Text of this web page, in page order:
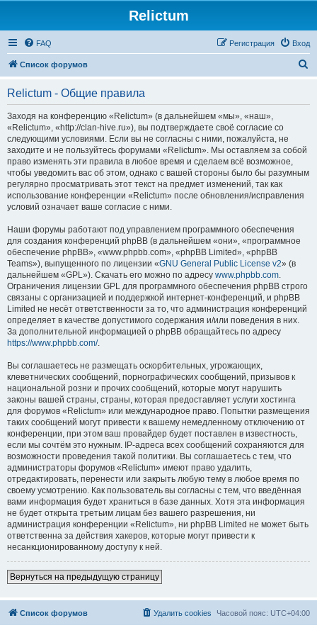
Relictum
FAQ Вход
Регистрация
Список форумов
Relictum - Общие правила
Заходя на конференцию «Relictum» (в дальнейшем «мы», «наш»,
«Relictum», «http://clan-hive.ru»), вы подтверждаете своё согласие со
следующими условиями. Если вы не согласны с ними, пожалуйста, не
заходите и не пользуйтесь форумами «Relictum». Мы оставляем за собой
право изменять эти правила в любое время и сделаем всё возможное,
чтобы уведомить вас об этом, однако с вашей стороны было бы разумным
регулярно просматривать этот текст на предмет изменений, так как
использование конференции «Relictum» после обновления/исправления
условий означает ваше согласие с ними.
Наши форумы работают под управлением программного обеспечения
для создания конференций phpBB (в дальнейшем «они», «программное
обеспечение phpBB», «www.phpbb.com», «phpBB Limited», «phpBB
Teams»), выпущенного по лицензии «GNU General Public License v2» (в
дальнейшем «GPL»). Скачать его можно по адресу www.phpbb.com.
Ограничения лицензии GPL для программного обеспечения phpBB строго
связаны с организацией и поддержкой интернет-конференций, и phpBB
Limited не несёт ответственности за то, что администрация конференций
определяет в качестве допустимого содержания и/или поведения в них.
За дополнительной информацией о phpBB обращайтесь по адресу
https://www.phpbb.com/.
Вы соглашаетесь не размещать оскорбительных, угрожающих,
клеветнических сообщений, порнографических сообщений, призывов к
национальной розни и прочих сообщений, которые могут нарушить
законы вашей страны, страны, которая предоставляет услуги хостинга
для форумов «Relictum» или международное право. Попытки размещения
таких сообщений могут привести к вашему немедленному отключению от
конференции, при этом ваш провайдер будет поставлен в известность,
если мы сочтём это нужным. IP-адреса всех сообщений сохраняются для
возможности проведения такой политики. Вы соглашаетесь с тем, что
администраторы форумов «Relictum» имеют право удалить,
отредактировать, перенести или закрыть любую тему в любое время по
своему усмотрению. Как пользователь вы согласны с тем, что введённая
вами информация будет храниться в базе данных. Хотя эта информация
не будет открыта третьим лицам без вашего разрешения, ни
администрация конференции «Relictum», ни phpBB Limited не может быть
ответственна за действия хакеров, которые могут привести к
несанкционированному доступу к ней.
Вернуться на предыдущую страницу
Список форумов Часовой пояс: UTC+04:00
Удалить cookies